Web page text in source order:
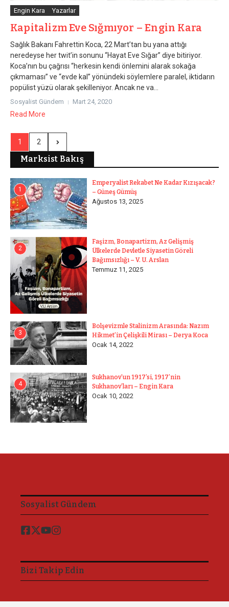
Engin Kara Yazarlar
Kapitalizm Eve Sığmıyor – Engin Kara
Sağlık Bakanı Fahrettin Koca, 22 Mart’tan bu yana attığı
neredeyse her twit’in sonunu “Hayat Eve Sığar” diye bitiriyor.
Koca’nın bu çağrısı “herkesin kendi önlemini alarak sokağa
çıkmaması” ve “evde kal” yönündeki söylemlere paralel, iktidarın
popülist yüzü olarak şekilleniyor. Ancak ne va...
Sosyalist Gündem Mart 24, 2020
Read More
1 2
Marksist Bakış
1
Emperyalist Rekabet Ne Kadar Kızışacak?
– Güneş Gümüş
Ağustos 13, 2025
2
Faşizm, Bonapartizm, Az Gelişmiş
Ülkelerde Devletle Siyasetin Göreli
Bağımsızlığı – V. U. Arslan
Temmuz 11, 2025
3
Bolşevizmle Stalinizm Arasında: Nazım
Hikmet’in Çelişkili Mirası – Derya Koca
Ocak 14, 2022
4
Sukhanov’un 1917’si, 1917’nin
Sukhanov’ları – Engin Kara
Ocak 10, 2022
Sosyalist Gündem
Bizi Takip Edin